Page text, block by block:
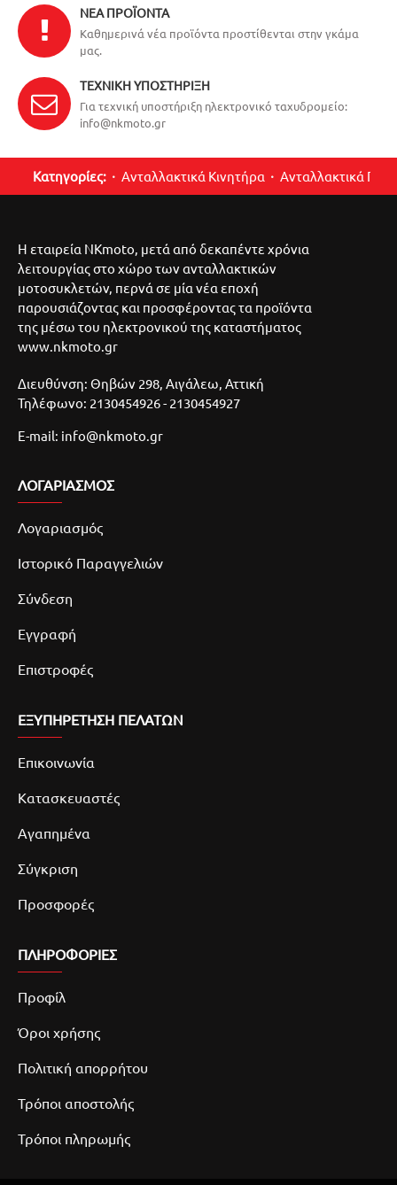
ΝΈΑ ΠΡΟΪΌΝΤΑ
Καθημερινά νέα προϊόντα προστίθενται στην γκάμα
μας.
ΤΕΧΝΙΚΉ ΥΠΟΣΤΉΡΙΞΗ
Για τεχνική υποστήριξη ηλεκτρονικό ταχυδρομείο:
info@nkmoto.gr
Κατηγορίες: Ανταλλακτικά Κινητήρα Ανταλλακτικά
Η εταιρεία NKmoto, μετά από δεκαπέντε χρόνια
λειτουργίας στο χώρο των ανταλλακτικών
μοτοσυκλετών, περνά σε μία νέα εποχή
παρουσιάζοντας και προσφέροντας τα προϊόντα
της μέσω του ηλεκτρονικού της καταστήματος
www.nkmoto.gr
Διευθύνση: Θηβών 298, Αιγάλεω, Αττική
Τηλέφωνο: 2130454926 - 2130454927
E-mail: info@nkmoto.gr
ΛΟΓΑΡΙΑΣΜΌΣ
Λογαριασμός
Ιστορικό Παραγγελιών
Σύνδεση
Εγγραφή
Επιστροφές
ΕΞΥΠΗΡΕΤΗΣΗ ΠΕΛΑΤΩΝ
Επικοινωνία
Κατασκευαστές
Αγαπημένα
Σύγκριση
Προσφορές
ΠΛΗΡΟΦΟΡΙΕΣ
Προφίλ
Όροι χρήσης
Πολιτική απορρήτου
Τρόποι αποστολής
Τρόποι πληρωμής